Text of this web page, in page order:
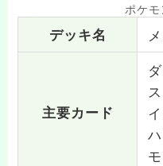
ポケ
デッキ名
主要カード